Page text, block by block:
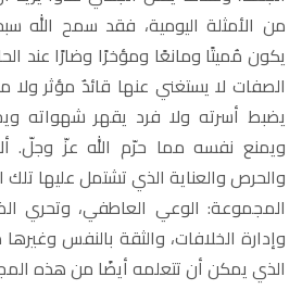
من الأمثلة اليومية، فقد سمح الله
يكون مُميتًا ومانعًا ومؤخرًا وضارًا عند
الصفات لا يستغني عنها قائدٌ مؤثر
يضبط أسرته ولا فرد يقهر شهواته
ويمنع نفسه مما حرّم الله عزّ وجلّ.
والحرص والعناية الذي تشتمل عليها
المجموعة: الوعي العاطفي، وتحري
وإدارة الخلافات، والثقة بالنفس
الذي يمكن أن تتعلمه أيضًا من هذه